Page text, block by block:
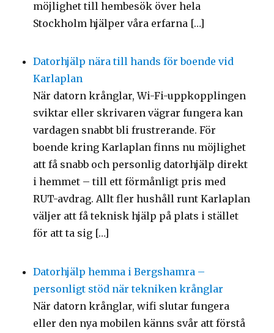
möjlighet till hembesök över hela
Stockholm hjälper våra erfarna […]
Datorhjälp nära till hands för boende vid
Karlaplan
När datorn krånglar, Wi-Fi-uppkopplingen
sviktar eller skrivaren vägrar fungera kan
vardagen snabbt bli frustrerande. För
boende kring Karlaplan finns nu möjlighet
att få snabb och personlig datorhjälp direkt
i hemmet – till ett förmånligt pris med
RUT-avdrag. Allt fler hushåll runt Karlaplan
väljer att få teknisk hjälp på plats i stället
för att ta sig […]
Datorhjälp hemma i Bergshamra –
personligt stöd när tekniken krånglar
När datorn krånglar, wifi slutar fungera
eller den nya mobilen känns svår att förstå